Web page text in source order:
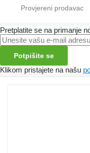
Pretplatite se na primanje
Potpišite se
Klikom pristajete na našu